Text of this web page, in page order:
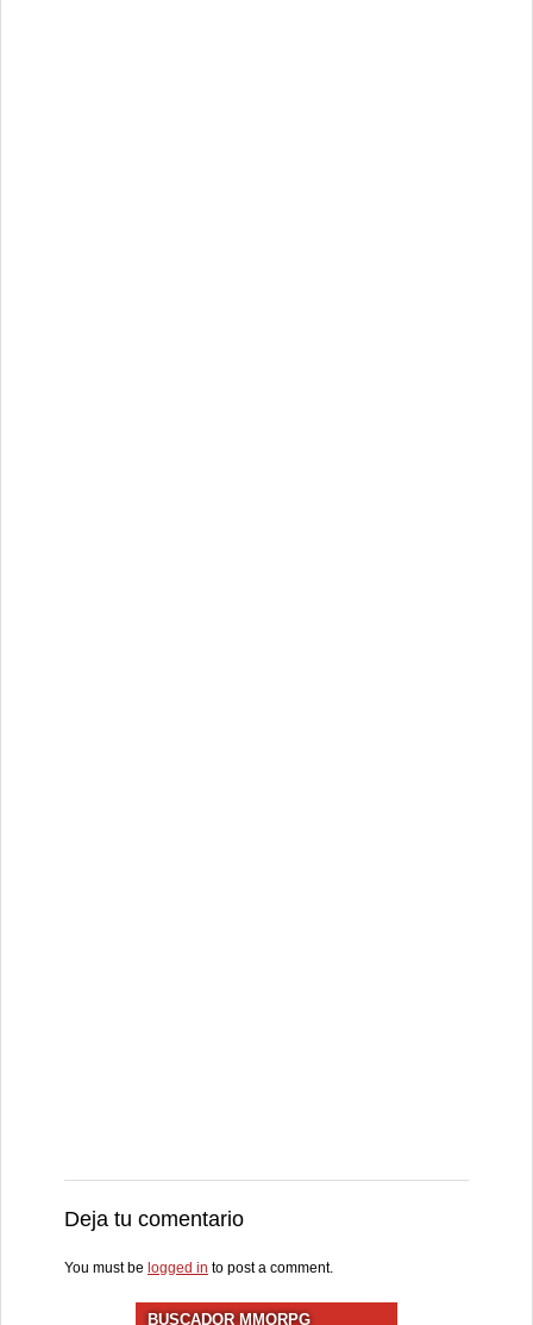
Deja tu comentario
You must be logged in to post a comment.
BUSCADOR MMORPG